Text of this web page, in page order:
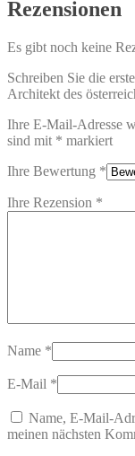
Rezensionen
Es gibt noch keine
Schreiben Sie die
Architekt des
Ihre E-Mail-Adresse
sind mit * markiert
Ihre Bewertung *
Ihre Rezension *
Name *
E-Mail *
Name, E-Mail-
meinen nächsten